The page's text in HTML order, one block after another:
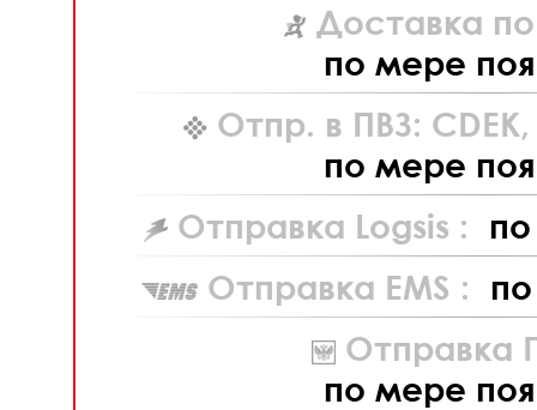
Доставка
по мере
Отпр. в ПВЗ: CDEK,
по мере
Отправка Logsis :
Отправка EMS :
Отправка
по мере